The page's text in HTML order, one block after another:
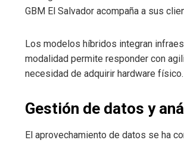
GBM El Salvador acompaña a sus
Los modelos híbridos integran
modalidad permite responder con
necesidad de adquirir hardware
Gestión de datos y
El aprovechamiento de datos se ha